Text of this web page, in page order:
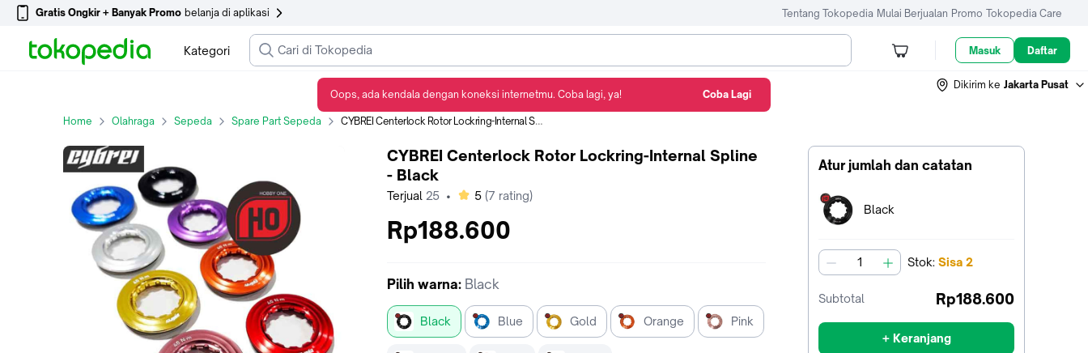
Gratis Ongkir + Banyak Promo belanja di aplikasi Tentang Tokopedia Mulai Berjualan Promo Tokopedia Care
Kategori Masuk Daftar
Dikirim ke Jakarta Pusat
Home Olahraga Sepeda Spare Part Sepeda CYBREI Centerlock Rotor Lockring-Internal Spline - Black
Atur jumlah dan catatan
Terpilih:
Black
jumlah Stok: Sisa 2
Subtotal Rp188.600
+ Keranjang
CYBREI Centerlock Rotor Lockring-Internal Spline
- Black
Terjual 25 • bintang
5 (7 rating)
Rp188.600
Pilih warna: Black
Black Blue Gold Orange Pink
Oops, ada kendala dengan koneksi internetmu. Coba lagi, ya! Coba Lagi